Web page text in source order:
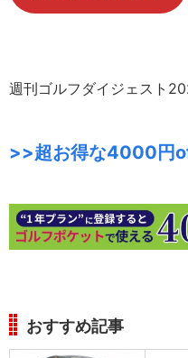
週刊ゴルフダイジェスト
>>超お得な4000円
おすすめ記事